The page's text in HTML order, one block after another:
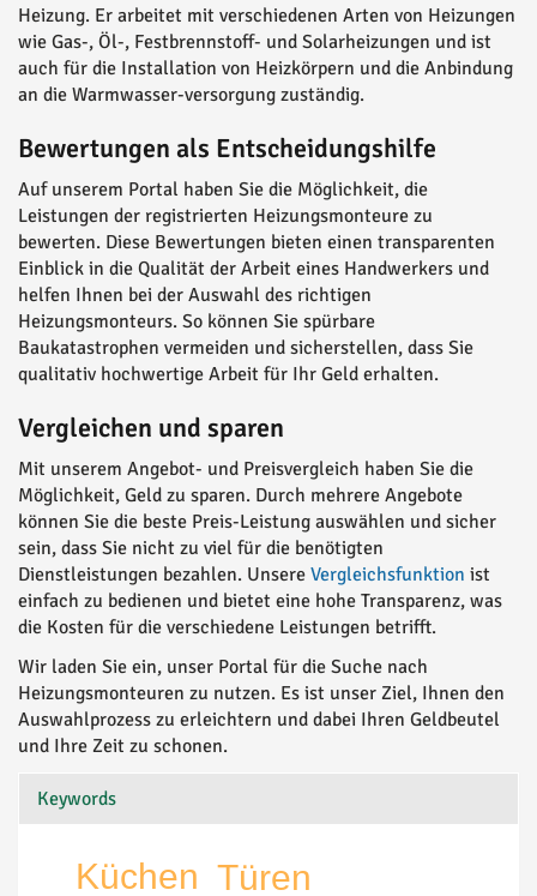
Heizung. Er arbeitet mit verschiedenen Arten von Heizungen
wie Gas-, Öl-, Festbrennstoff- und Solarheizungen und ist
auch für die Installation von Heizkörpern und die Anbindung
an die Warmwasser-versorgung zuständig.
Bewertungen als Entscheidungshilfe
Auf unserem Portal haben Sie die Möglichkeit, die
Leistungen der registrierten Heizungsmonteure zu
bewerten. Diese Bewertungen bieten einen transparenten
Einblick in die Qualität der Arbeit eines Handwerkers und
helfen Ihnen bei der Auswahl des richtigen
Heizungsmonteurs. So können Sie spürbare
Baukatastrophen vermeiden und sicherstellen, dass Sie
qualitativ hochwertige Arbeit für Ihr Geld erhalten.
Vergleichen und sparen
Mit unserem Angebot- und Preisvergleich haben Sie die
Möglichkeit, Geld zu sparen. Durch mehrere Angebote
können Sie die beste Preis-Leistung auswählen und sicher
sein, dass Sie nicht zu viel für die benötigten
Dienstleistungen bezahlen. Unsere Vergleichsfunktion ist
einfach zu bedienen und bietet eine hohe Transparenz, was
die Kosten für die verschiedene Leistungen betrifft.
Wir laden Sie ein, unser Portal für die Suche nach
Heizungsmonteuren zu nutzen. Es ist unser Ziel, Ihnen den
Auswahlprozess zu erleichtern und dabei Ihren Geldbeutel
und Ihre Zeit zu schonen.
Keywords
Türen
Küchen